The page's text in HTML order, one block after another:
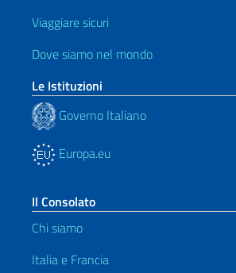
Viaggiare sicuri
Dove siamo nel mondo
Le Istituzioni
Governo Italiano
Europa.eu
Il Consolato
Chi siamo
Italia e Francia